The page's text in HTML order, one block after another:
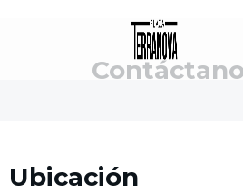
Ubicación